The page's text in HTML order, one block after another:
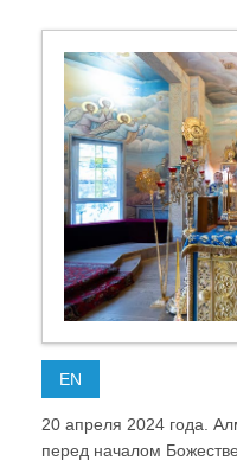
EN
20 апреля 2024 года.
перед началом